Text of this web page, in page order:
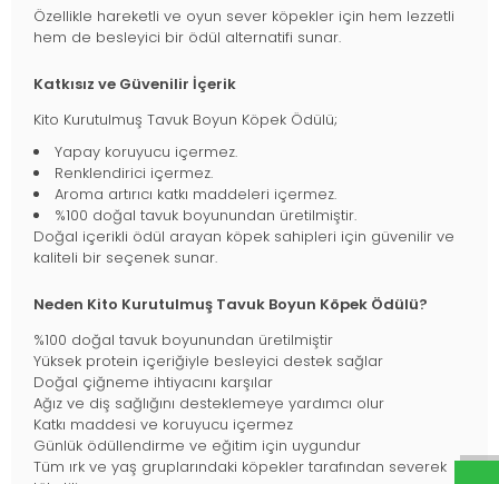
Özellikle hareketli ve oyun sever köpekler için hem lezzetli
hem de besleyici bir ödül alternatifi sunar.
Katkısız ve Güvenilir İçerik
Kito Kurutulmuş Tavuk Boyun Köpek Ödülü;
Yapay koruyucu içermez.
Renklendirici içermez.
Aroma artırıcı katkı maddeleri içermez.
%100 doğal tavuk boyunundan üretilmiştir.
Doğal içerikli ödül arayan köpek sahipleri için güvenilir ve
kaliteli bir seçenek sunar.
Neden Kito Kurutulmuş Tavuk Boyun Köpek Ödülü?
%100 doğal tavuk boyunundan üretilmiştir
Yüksek protein içeriğiyle besleyici destek sağlar
Doğal çiğneme ihtiyacını karşılar
Ağız ve diş sağlığını desteklemeye yardımcı olur
Katkı maddesi ve koruyucu içermez
Günlük ödüllendirme ve eğitim için uygundur
Tüm ırk ve yaş gruplarındaki köpekler tarafından severek